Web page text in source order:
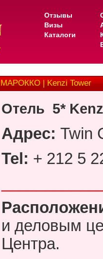
Отзывы
Визы
Каталоги
МАРОККО | Kenzi Tower
Отель 5*
Адрес: Twin
Tel: + 212 5
и деловым
Центра.